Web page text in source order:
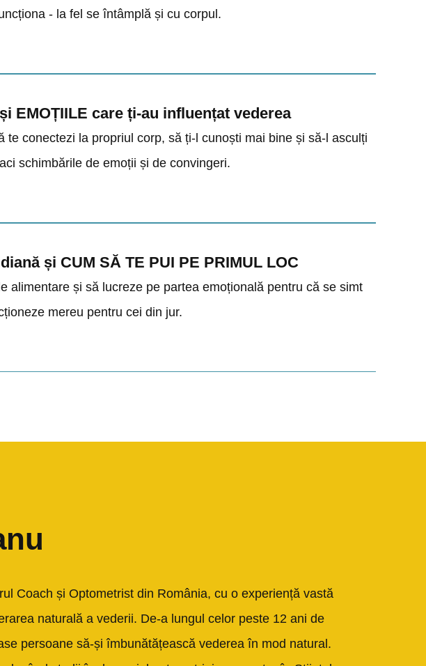
- la fel se întâmplă și cu corpul.
care ți-au influențat vederea
conectezi la propriul corp, să ți-l cunoști mai bine și să-l asculți
schimbările de emoții și de convingeri.
și CUM SĂ TE PUI PE PRIMUL LOC
alimentare și să lucreze pe partea emoțională pentru că se simt
mereu pentru cei din jur.
Coach și Optometrist din România, cu o experiență vastă
naturală a vederii. De-a lungul celor peste 12 ani de
persoane să-și îmbunătățească vederea în mod natural.